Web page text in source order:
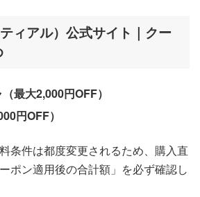
ィアル）公式サイト｜クー
最大2,000円OFF）
円OFF）
条件は都度変更されるため、購入直
ポン適用後の合計額」を必ず確認し